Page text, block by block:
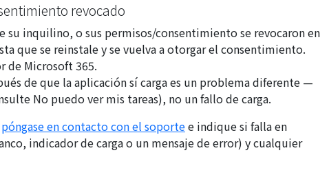
revocado
su inquilino, o sus permisos/consentimiento se revocaron en
que se reinstale y se vuelva a otorgar el consentimiento.
de Microsoft 365.
de que la aplicaciónsícarga es un problema diferente —
No puedo ver mis tareas), no un fallo de carga.
póngase en contacto con el soportee indique si falla en
indicador de carga o un mensaje de error) y cualquier